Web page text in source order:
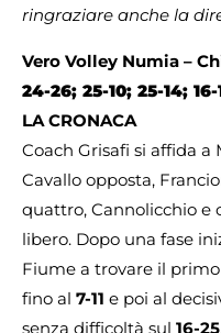
ringraziare anche la
Vero Volley Numia –
24-26; 25-10; 25-14; 16-
LA CRONACA
Coach Grisafi si affida
Cavallo opposta,
quattro, Cannolicchio e
libero. Dopo una fase
Fiume a trovare il
fino al 7-11 e poi al
senza difficoltà sul 16-25